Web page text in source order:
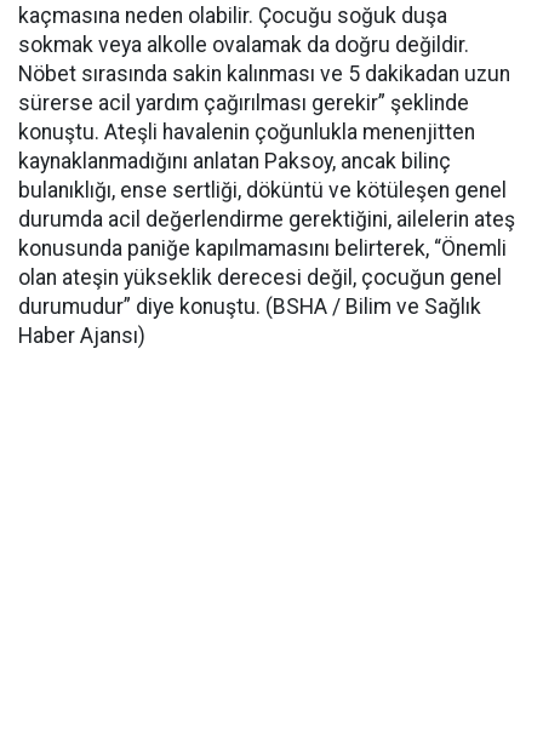
kaçmasına neden olabilir. Çocuğu soğuk duşa
sokmak veya alkolle ovalamak da doğru değildir.
Nöbet sırasında sakin kalınması ve 5 dakikadan uzun
sürerse acil yardım çağırılması gerekir” şeklinde
konuştu. Ateşli havalenin çoğunlukla menenjitten
kaynaklanmadığını anlatan Paksoy, ancak bilinç
bulanıklığı, ense sertliği, döküntü ve kötüleşen genel
durumda acil değerlendirme gerektiğini, ailelerin ateş
konusunda paniğe kapılmamasını belirterek, “Önemli
olan ateşin yükseklik derecesi değil, çocuğun genel
durumudur” diye konuştu. (BSHA / Bilim ve Sağlık
Haber Ajansı)